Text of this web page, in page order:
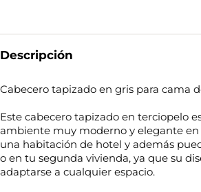
Descripción
Cabecero tapizado en gris para cama
Este cabecero tapizado en terciopelo
ambiente muy moderno y elegante
una habitación de hotel y además
o en tu segunda vivienda, ya que su
adaptarse a cualquier espacio.